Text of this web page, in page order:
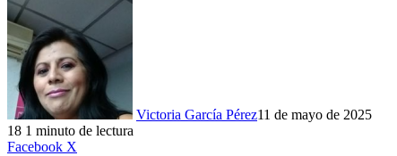
Victoria García Pérez11 de mayo de 2025
18 1 minuto de lectura
Facebook X